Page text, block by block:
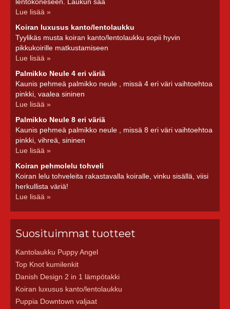
Lue lisää »
Koiran luxusus kanto/lentolaukku
Tyylikäs musta koiran kanto/lentolaukku sopii hyvin
pikkukoirille matkustamiseen
Lue lisää »
Palmikko Neule 4 eri väriä
Kaunis pehmeä palmikko neule , missä 4 eri väri vaihtoehtoa
pinkki, vaalea sininen
Lue lisää »
Palmikko Neule 8 eri väriä
Kaunis pehmeä palmikko neule , missä 8 eri väri vaihtoehtoa
pinkki, vihreä, sininen
Lue lisää »
Koiran pehmolelu tohveli
Koiran lelu tohveleita rakastavalla koiralle, vinku sisällä, viisi
herkullista väriä!
Lue lisää »
Suosituimmat tuotteet
Kantolaukku Puppy Angel
Top Knot kumilenkit
Danish Design 2 in 1 lämpötakki
Koiran luxusus kanto/lentolaukku
Puppia Downtown valjaat